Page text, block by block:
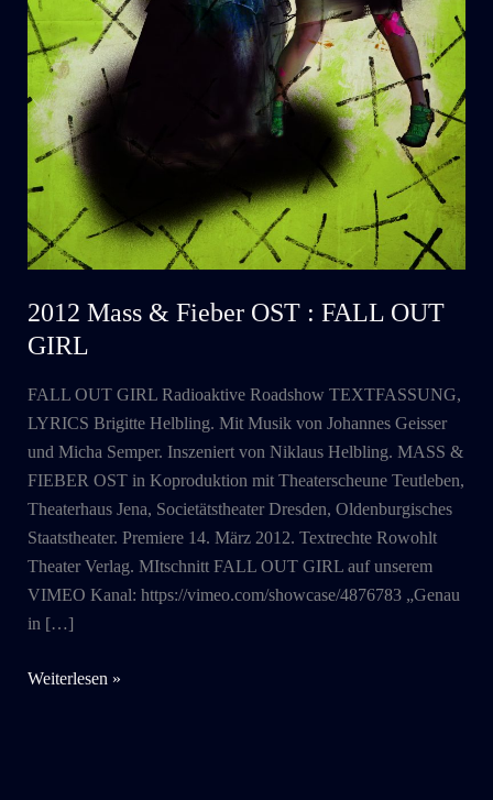
2012 Mass & Fieber OST : FALL OUT
GIRL
FALL OUT GIRL Radioaktive Roadshow TEXTFASSUNG,
LYRICS Brigitte Helbling. Mit Musik von Johannes Geisser
und Micha Semper. Inszeniert von Niklaus Helbling. MASS &
FIEBER OST in Koproduktion mit Theaterscheune Teutleben,
Theaterhaus Jena, Societätstheater Dresden, Oldenburgisches
Staatstheater. Premiere 14. März 2012. Textrechte Rowohlt
Theater Verlag. MItschnitt FALL OUT GIRL auf unserem
VIMEO Kanal: https://vimeo.com/showcase/4876783 „Genau
in […]
2012
Weiterlesen »